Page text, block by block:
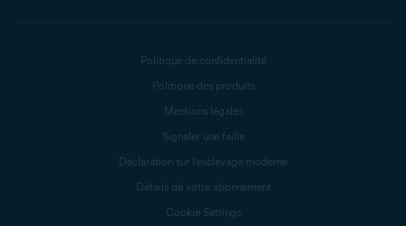
Politique de confidentialité
Politique des produits
Mentions légales
Signaler une faille
Déclaration sur l’esclavage moderne
Détails de votre abonnement
Cookie Settings